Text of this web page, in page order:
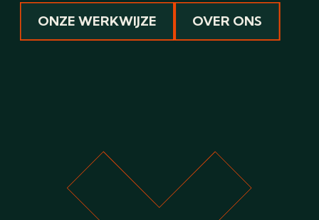
ONZE WERKWIJZE
OVER ONS